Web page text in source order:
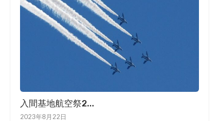
入間基地航空祭2...
2023年8月22日